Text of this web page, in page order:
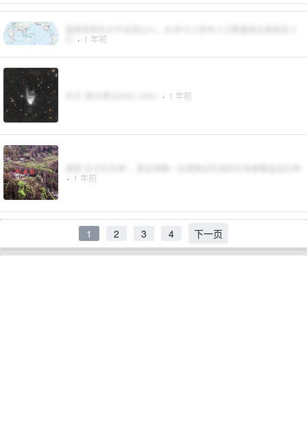
· 1 年前
· 1 年前
· 1 年前
1 2 3 4 下一页